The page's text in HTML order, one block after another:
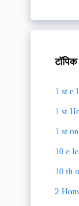
टॉपिक
1 st e
1 st
1 st
10 e
10 th
2